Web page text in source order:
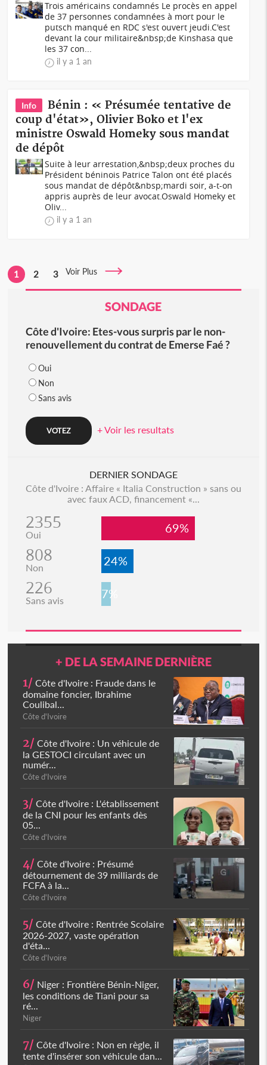
Trois américains condamnés Le procès en appel
de 37 personnes condamnées à mort pour le
putsch manqué en RDC s'est ouvert jeudi.C'est
devant la cour militaire&nbsp;de Kinshasa que
les 37 con...
il y a 1 an
Info
Bénin : « Présumée tentative de
coup d'état», Olivier Boko et l'ex
ministre Oswald Homeky sous mandat
de dépôt
Suite à leur arrestation,&nbsp;deux proches du
Président béninois Patrice Talon ont été placés
sous mandat de dépôt&nbsp;mardi soir, a-t-on
appris auprès de leur avocat.Oswald Homeky et
Oliv...
il y a 1 an
1 2 3 Voir Plus
SONDAGE
Côte d'Ivoire: Etes-vous surpris par le non-
renouvellement du contrat de Emerse Faé ?
Oui
Non
Sans avis
+ Voir les resultats
DERNIER SONDAGE
Côte d'Ivoire : Affaire « Italia Construction » sans ou
avec faux ACD, financement «...
2355
Oui 69%
808
Non 24%
226
Sans avis 7%
+ DE LA SEMAINE DERNIÈRE
1/ Côte d'Ivoire : Fraude dans le
domaine foncier, Ibrahime
Coulibal...
Côte d'Ivoire
2/ Côte d'Ivoire : Un véhicule de
la GESTOCI circulant avec un
numér...
Côte d'Ivoire
3/ Côte d'Ivoire : L'établissement
de la CNI pour les enfants dès
05...
Côte d'Ivoire
4/ Côte d'Ivoire : Présumé
détournement de 39 milliards de
FCFA à la...
Côte d'Ivoire
5/ Côte d'Ivoire : Rentrée Scolaire
2026-2027, vaste opération
d'éta...
Côte d'Ivoire
6/ Niger : Frontière Bénin-Niger,
les conditions de Tiani pour sa
ré...
Niger
7/ Côte d'Ivoire : Non en règle, il
tente d'insérer son véhicule dan...